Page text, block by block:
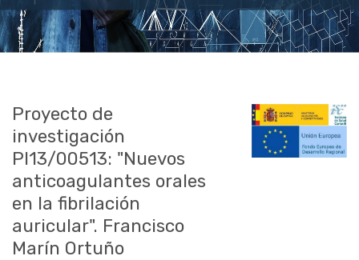
RRHH
ACCESO PERSONAL
Proyecto de
investigación
PI13/00513: "Nuevos
anticoagulantes orales
en la fibrilación
auricular". Francisco
Marín Ortuño